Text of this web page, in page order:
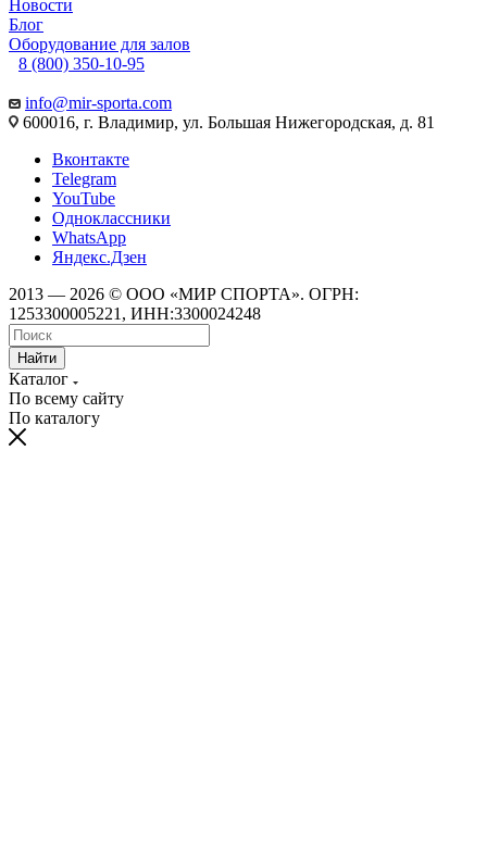
Новости
Блог
Оборудование для залов
8 (800) 350-10-95
info@mir-sporta.com
600016, г. Владимир, ул. Большая Нижегородская, д. 81
Вконтакте
Telegram
YouTube
Одноклассники
WhatsApp
Яндекс.Дзен
2013 — 2026 © ООО «МИР СПОРТА». ОГРН:
1253300005221, ИНН:3300024248
Найти
Каталог
По всему сайту
По каталогу